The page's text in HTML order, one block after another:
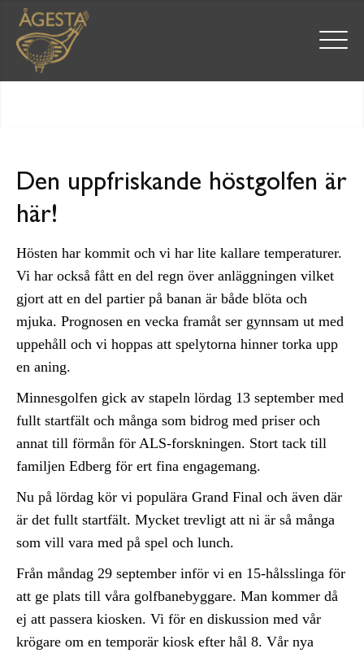
Den uppfriskande höstgolfen är
här!
Hösten har kommit och vi har lite kallare temperaturer.
Vi har också fått en del regn över anläggningen vilket
gjort att en del partier på banan är både blöta och
mjuka. Prognosen en vecka framåt ser gynnsam ut med
uppehåll och vi hoppas att spelytorna hinner torka upp
en aning.
Minnesgolfen gick av stapeln lördag 13 september med
fullt startfält och många som bidrog med priser och
annat till förmån för ALS-forskningen. Stort tack till
familjen Edberg för ert fina engagemang.
Nu på lördag kör vi populära Grand Final och även där
är det fullt startfält. Mycket trevligt att ni är så många
som vill vara med på spel och lunch.
Från måndag 29 september inför vi en 15-hålsslinga för
att ge plats till våra golfbanebyggare. Man kommer då
ej att passera kiosken. Vi för en diskussion med vår
krögare om en temporär kiosk efter hål 8. Vår nya